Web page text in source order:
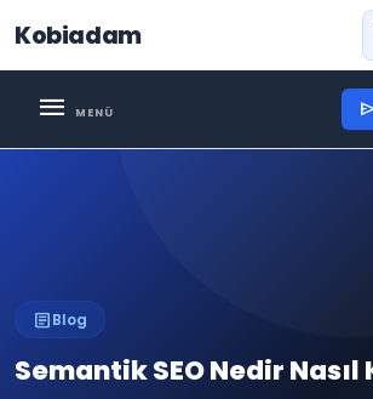
Kobiadam
menu
articleBlog
Semantik SEO Nedir Nasıl